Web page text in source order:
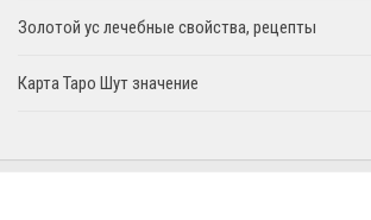
Золотой ус лечебные свойства, рецепты
Карта Таро Шут значение